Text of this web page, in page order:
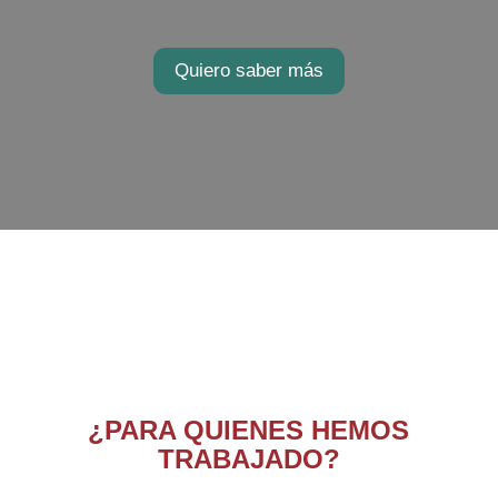
Quiero saber más
¿PARA QUIENES HEMOS
TRABAJADO?